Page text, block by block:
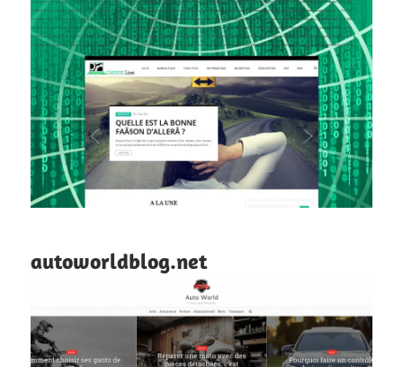
autoworldblog.net